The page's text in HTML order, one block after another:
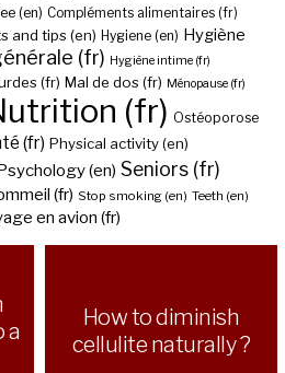
(en) Compléments alimentaires (fr)
and tips (en) Hygiene (en) Hygiène
(fr) Hygiène intime (fr)
(fr) Mal de dos (fr) Ménopause (fr)
(fr) Ostéoporose
(fr) Physical activity (en)
(en) Seniors (fr)
(fr) Stop smoking (en) Teeth (en)
en avion (fr)
a
How to diminish
cellulite naturally ?